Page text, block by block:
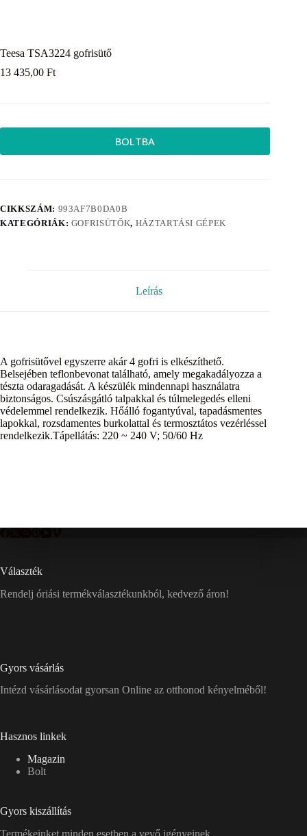
Teesa TSA3224 gofrisütő
13 435,00 Ft
BOLTBA
CIKKSZÁM: 993AF7B0DA0B
KATEGÓRIÁK: GOFRISÜTŐK, HÁZTARTÁSI GÉPEK
Leírás
A gofrisütővel egyszerre akár 4 gofri is elkészíthető.
Belsejében teflonbevonat található, amely megakadályozza a
tészta odaragadását. A készülék mindennapi használatra
biztonságos. Csúszásgátló talpakkal és túlmelegedés elleni
védelemmel rendelkezik. Hőálló fogantyúval, tapadásmentes
lapokkal, rozsdamentes burkolattal és termosztátos vezérléssel
rendelkezik.Tápellátás: 220 ~ 240 V; 50/60 Hz
Választék
Rendelj óriási termékválasztékunkból, kedvező áron!
Gyors vásárlás
Intézd vásárlásodat gyorsan Online az otthonod kényelméből!
Hasznos linkek
Magazin
Bolt
Gyors kiszállítás
Termékeinket minden esetben a vevő igényeinek